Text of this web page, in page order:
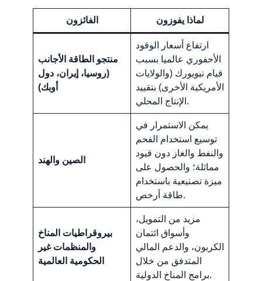
الفائزون لماذا يفوزون
منتجو الطاقة الأجانب
(روسيا، إيران، دول
أوبك)
ارتفاع أسعار الوقود
الأحفوري عالميا بسبب
قيام نيويورك (والولايات
الأمريكية الأخرى) بتقييد
الإنتاج المحلي.
الصين والهند
يمكن الاستمرار في
توسيع استخدام الفحم
والنفط والغاز دون قيود
مماثلة؛ والحصول على
ميزة تصنيعية باستخدام
طاقة أرخص.
بيروقراطيات المناخ
والمنظمات غير
الحكومية العالمية
مزيد من التمويل،
وأسواق ائتمان
الكربون، والدعم المالي
المتدفق من خلال
برامج المناخ الدولية.